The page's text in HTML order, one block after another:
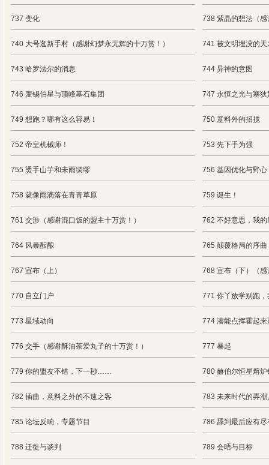
737 变化 738 紫晶的想法（
740 大号逛新手村（感谢幻梦永无辉的十万赏！） 741 被文明埋没的天
743 哈罗法尔的消息 744 异神的意图
746 麦锡伯星与顶峰基石集团 747 永恒之光与塞
749 想跑？哪有这么容易！ 750 意料外的招揽
752 帝皇机械师！ 753 先下手为强
755 烫手山芋和未雨绸缪 756 基因优化与野心
758 就像雨滴落在青青草原 759 诞生！
761 交涉（感谢混口饭的盟主十万赏！） 762 不好意思，我
764 风暴酝酿 765 颠覆格局的序曲
767 宣布（上） 768 宣布（下）（
770 自立门户 771 你丫放学别跑，
773 星域动向 774 潜能点挥霍起
776 交手（感谢酥油茶爱丸子的十万赏！） 777 暴起
779 你的盟友不错，下一秒…… 780 赫伯尔恒星熔炉
782 插曲，意料之外的不速之客 783 未来时代的弄潮
785 论坛反响，专题节目 786 舔到最后应有尽
788 迁徙与谈判 789 会晤与目标